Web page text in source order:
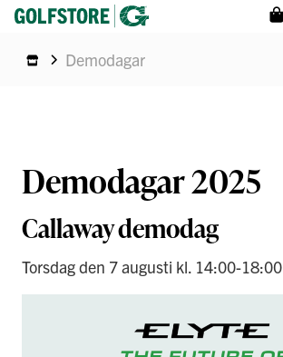
Demodagar
Demodagar 2025
Callaway demodag
Torsdag den 7 augusti kl. 14:00-18:00